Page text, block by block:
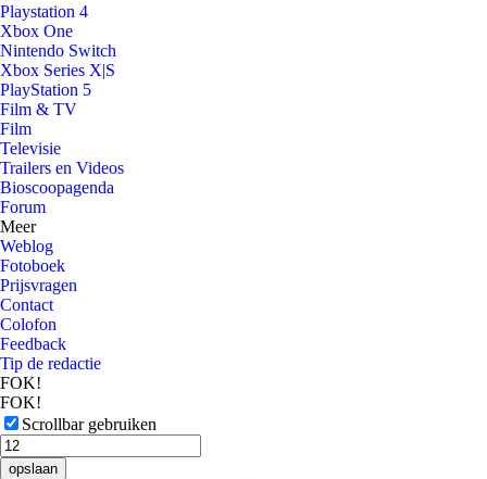
Playstation 4
Xbox One
Nintendo Switch
Xbox Series X|S
PlayStation 5
Film & TV
Film
Televisie
Trailers en Videos
Bioscoopagenda
Forum
Meer
Weblog
Fotoboek
Prijsvragen
Contact
Colofon
Feedback
Tip de redactie
FOK!
FOK!
Scrollbar gebruiken
opslaan